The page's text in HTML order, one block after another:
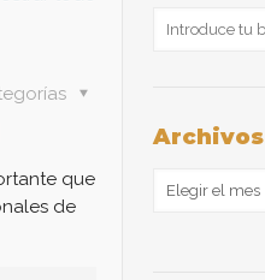
que
de
Archivos
Archivos